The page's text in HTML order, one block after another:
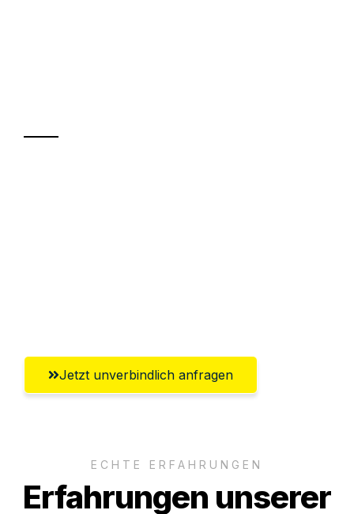
Jetzt unverbindlich anfragen
ECHTE ERFAHRUNGEN
Erfahrungen unserer